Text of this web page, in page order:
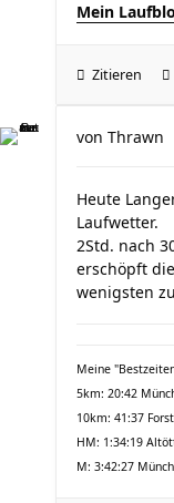
Mein
Zitieren
von Thrawn
Heute
Laufwetter.
2Std. nach
erschöpft
wenigsten
Meine
5km: 20:42
10km: 41:37
HM: 1:34:19
M: 3:42:27